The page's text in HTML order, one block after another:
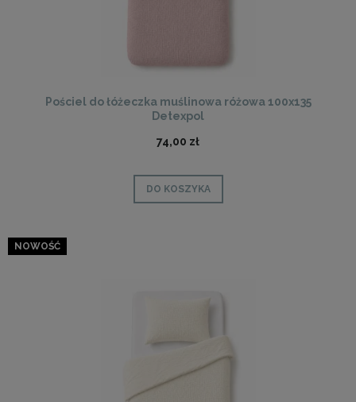
Pościel do łóżeczka muślinowa różowa 100x135
Detexpol
74,00 zł
DO KOSZYKA
NOWOŚĆ